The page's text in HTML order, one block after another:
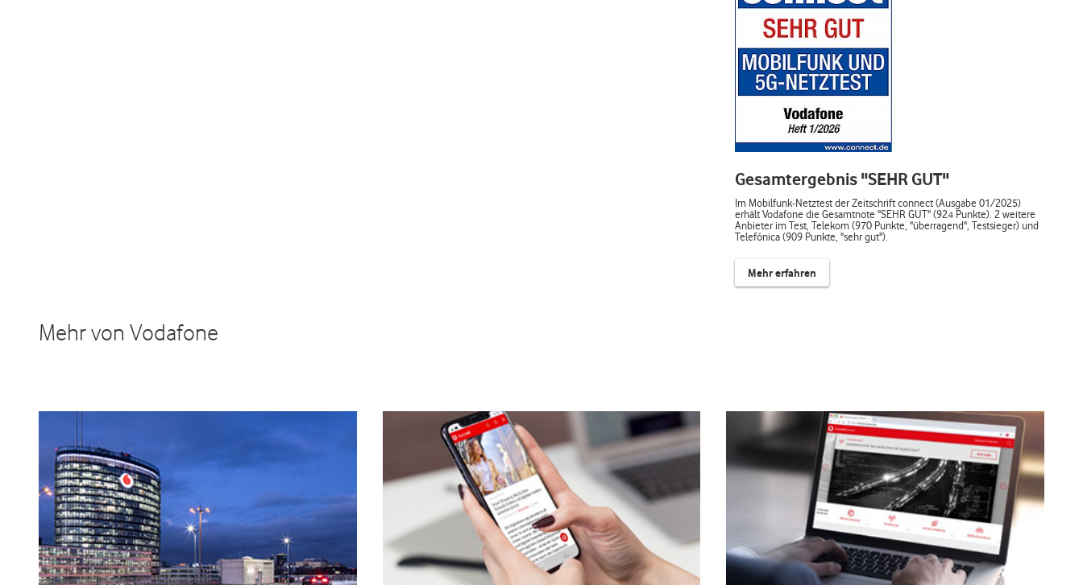
Gesamtergebnis "SEHR GUT"
Im Mobilfunk-Netztest der Zeitschrift connect (Ausgabe 01/2025)
erhält Vodafone die Gesamtnote "SEHR GUT" (924 Punkte). 2 weitere
Anbieter im Test, Telekom (970 Punkte, "überragend", Testsieger) und
Telefónica (909 Punkte, "sehr gut").
Mehr erfahren
Mehr von Vodafone